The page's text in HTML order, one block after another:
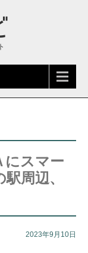
にスマー
周辺、
2023年9月10日